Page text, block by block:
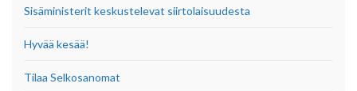
Sisäministerit keskustelevat siirtolaisuudesta
Hyvää kesää!
Tilaa Selkosanomat